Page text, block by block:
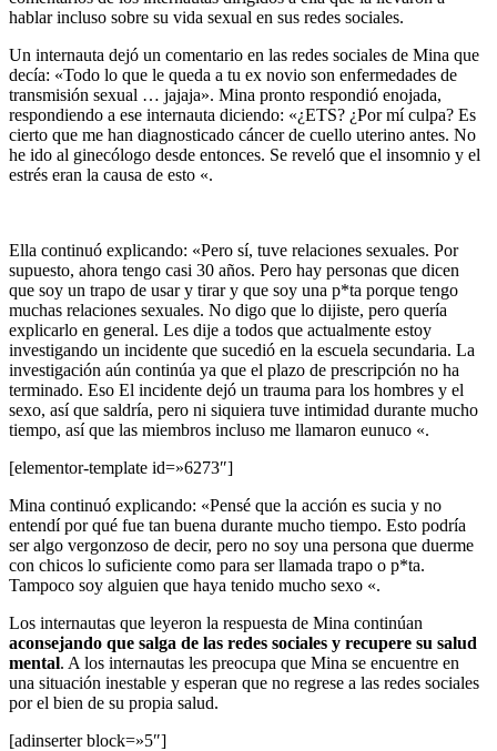
hablar incluso sobre su vida sexual en sus redes sociales.
Un internauta dejó un comentario en las redes sociales de Mina que
decía: «Todo lo que le queda a tu ex novio son enfermedades de
transmisión sexual … jajaja». Mina pronto respondió enojada,
respondiendo a ese internauta diciendo: «¿ETS? ¿Por mí culpa? Es
cierto que me han diagnosticado cáncer de cuello uterino antes. No
he ido al ginecólogo desde entonces. Se reveló que el insomnio y el
estrés eran la causa de esto «.
Ella continuó explicando: «Pero sí, tuve relaciones sexuales. Por
supuesto, ahora tengo casi 30 años. Pero hay personas que dicen
que soy un trapo de usar y tirar y que soy una p*ta porque tengo
muchas relaciones sexuales. No digo que lo dijiste, pero quería
explicarlo en general. Les dije a todos que actualmente estoy
investigando un incidente que sucedió en la escuela secundaria. La
investigación aún continúa ya que el plazo de prescripción no ha
terminado. Eso El incidente dejó un trauma para los hombres y el
sexo, así que saldría, pero ni siquiera tuve intimidad durante mucho
tiempo, así que las miembros incluso me llamaron eunuco «.
[elementor-template id=»6273″]
Mina continuó explicando: «Pensé que la acción es sucia y no
entendí por qué fue tan buena durante mucho tiempo. Esto podría
ser algo vergonzoso de decir, pero no soy una persona que duerme
con chicos lo suficiente como para ser llamada trapo o p*ta.
Tampoco soy alguien que haya tenido mucho sexo «.
Los internautas que leyeron la respuesta de Mina continúan
aconsejando que salga de las redes sociales y recupere su salud
mental. A los internautas les preocupa que Mina se encuentre en
una situación inestable y esperan que no regrese a las redes sociales
por el bien de su propia salud.
[adinserter block=»5″]